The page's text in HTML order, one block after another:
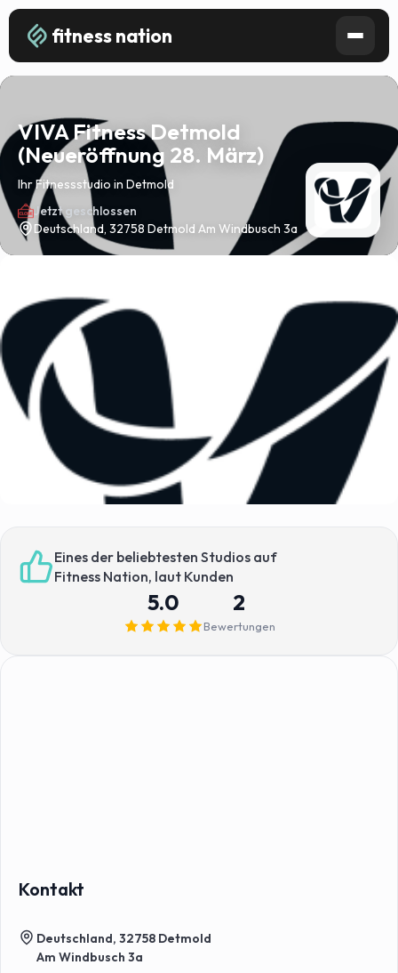
fitness nation
VIVA Fitness Detmold
(Neueröffnung 28. März)
Ihr Fitnessstudio in Detmold
Jetzt geschlossen
Deutschland, 32758 Detmold Am Windbusch 3a
Eines der beliebtesten Studios auf
Fitness Nation, laut Kunden
5.0 2
Bewertungen
Kontakt
Deutschland, 32758 Detmold
Am Windbusch 3a